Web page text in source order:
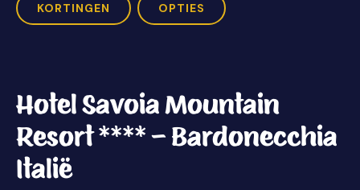
KORTINGEN OPTIES
Hotel Savoia Mountain
Resort **** - Bardonecchia
Italië